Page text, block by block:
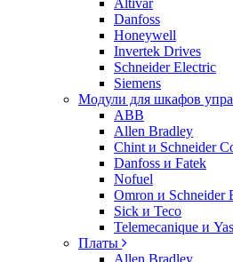
Altivar
Danfoss
Honeywell
Invertek Drives
Schneider Electric
Siemens
Модули для шкафов
ABB
Allen Bradley
Chint и Schneider
Danfoss и Fatek
Nofuel
Omron и Schneider
Sick и Teco
Telemecanique и
Платы
Allen Bradley